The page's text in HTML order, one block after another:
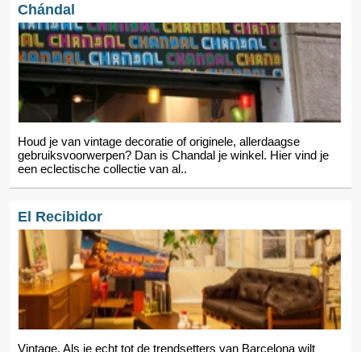
Chándal
Houd je van vintage decoratie of originele, allerdaagse
gebruiksvoorwerpen? Dan is Chandal je winkel. Hier vind je
een eclectische collectie van al..
El Recibidor
Vintage. Als je echt tot de trendsetters van Barcelona wilt